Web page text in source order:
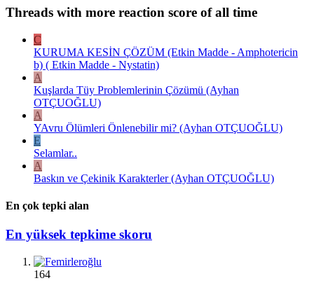
Threads with more reaction score of all time
C
KURUMA KESİN ÇÖZÜM (Etkin Madde - Amphotericin
b) ( Etkin Madde - Nystatin)
A
Kuşlarda Tüy Problemlerinin Çözümü (Ayhan
OTÇUOĞLU)
A
YAvru Ölümleri Önlenebilir mi? (Ayhan OTÇUOĞLU)
E
Selamlar..
A
Baskın ve Çekinik Karakterler (Ayhan OTÇUOĞLU)
En çok tepki alan
En yüksek tepkime skoru
164